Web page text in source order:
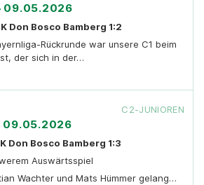
09.05.2026
Don Bosco Bamberg 1:2
Rückrunde war unsere C1 beim
der sich in der…
C2-JUNIOREN
09.05.2026
Don Bosco Bamberg 1:3
Auswärtsspiel
Wachter und Mats Hümmer gelang…